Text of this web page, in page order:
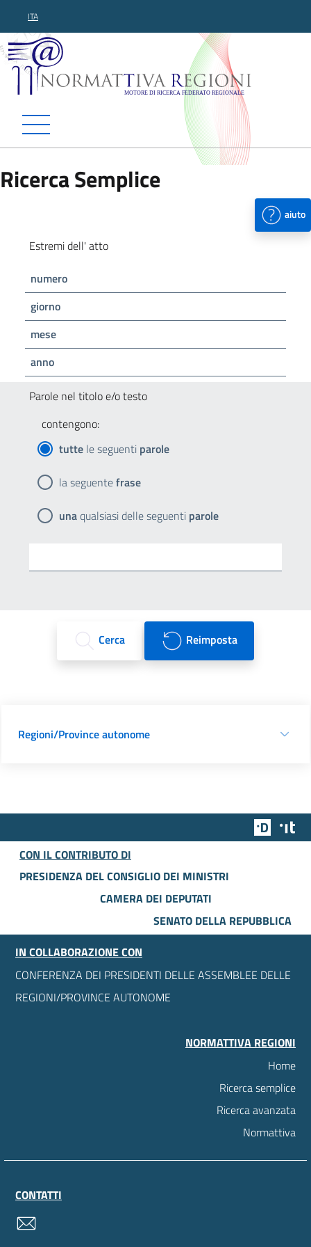
ITA
Normattiva Regioni -
Ricerca Semplice
aiuto
Estremi dell' atto
numero
giorno
mese
anno
Parole nel titolo e/o testo
contengono:
tutte le seguenti parole
la seguentefrase
unaqualsiasi delle seguenti parole
Cerca Reimposta
Regioni/Province autonome
Team
CON IL CONTRIBUTO DI
PRESIDENZA DEL CONSIGLIO DEI MINISTRI
CAMERA DEI DEPUTATI
SENATO DELLA REPUBBLICA
IN COLLABORAZIONE CON
CONFERENZA DEI PRESIDENTI DELLE ASSEMBLEE DELLE
REGIONI/PROVINCE AUTONOME
NORMATTIVA REGIONI
Home
Ricerca semplice
Ricerca avanzata
Normattiva
CONTATTI